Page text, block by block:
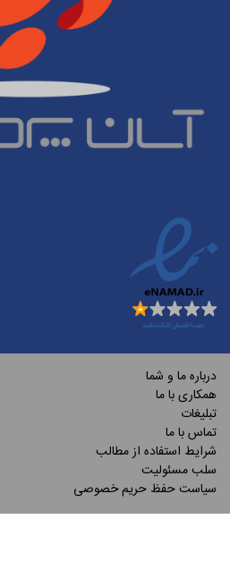
درباره ما و شما
همکاری با ما
تبلیغات
تماس با ما
شرایط استفاده از مطالب
سلب مسئولیت
سیاست حفظ حریم خصوصی